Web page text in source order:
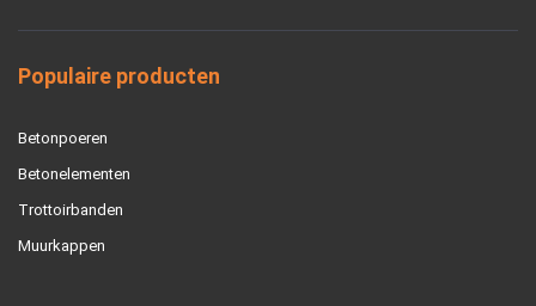
Populaire producten
Betonpoeren
Betonelementen
Trottoirbanden
Muurkappen